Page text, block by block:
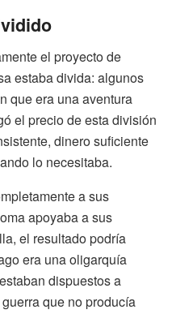
el proyecto de
estaba divida: algunos
que era una aventura
el precio de esta división
dinero suficiente
lo necesitaba.
a sus
apoyaba a sus
el resultado podría
era una oligarquía
dispuestos a
que no producía